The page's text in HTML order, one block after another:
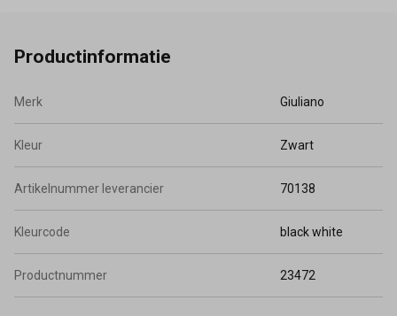
Productinformatie
Merk Giuliano
Kleur Zwart
Artikelnummer leverancier 70138
Kleurcode black white
Productnummer 23472